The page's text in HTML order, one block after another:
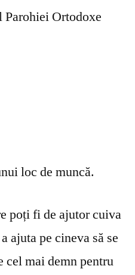
Ortodoxe
loc de muncă.
poți fi de ajutor cuiva
ajuta pe cineva să se
cel mai demn pentru